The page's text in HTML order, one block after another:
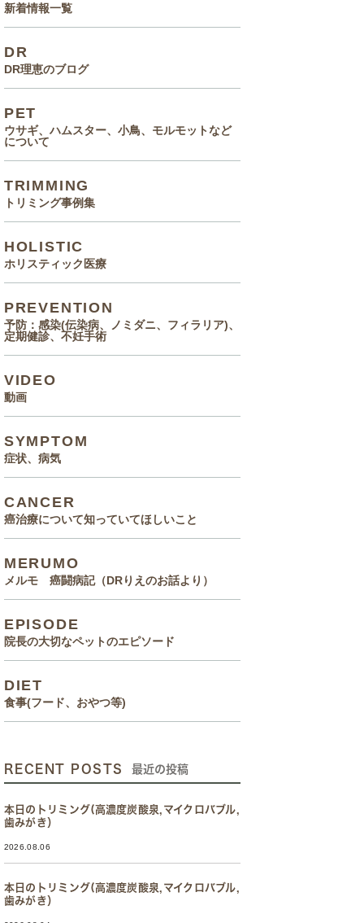
新着情報一覧
DR
DR理恵のブログ
PET
ウサギ、ハムスター、小鳥、モルモットなど
について
TRIMMING
トリミング事例集
HOLISTIC
ホリスティック医療
PREVENTION
予防：感染(伝染病、ノミダニ、フィラリア)、
定期健診、不妊手術
VIDEO
動画
SYMPTOM
症状、病気
CANCER
癌治療について知っていてほしいこと
MERUMO
メルモ 癌闘病記（DRりえのお話より）
EPISODE
院長の大切なペットのエピソード
DIET
食事(フード、おやつ等)
RECENT POSTS 最近の投稿
本日のトリミング(高濃度炭酸泉,マイクロバブル,
歯みがき）
2026.08.06
本日のトリミング(高濃度炭酸泉,マイクロバブル,
歯みがき）